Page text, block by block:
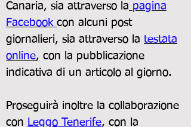
Canaria, sia attraverso la pagina
Facebook con alcuni post
giornalieri, sia attraverso la testata
online, con la pubblicazione
indicativa di un articolo al giorno.
Proseguirà inoltre la collaborazione
con Leggo Tenerife, con la